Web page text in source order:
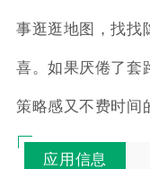
事逛逛地图，找找
喜。如果厌倦了套
策略感又不费时间
应用信息